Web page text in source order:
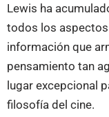
Lewis ha
todos los
información que
pensamiento tan
lugar excepcional
filosofía del cine.